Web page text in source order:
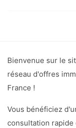
Bienvenue sur le
réseau d'offres
France !
Vous bénéficiez
consultation rapide